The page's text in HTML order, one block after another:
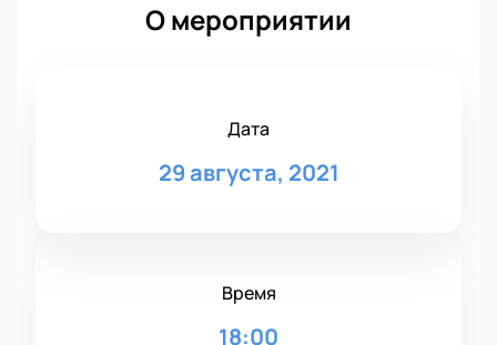
О мероприятии
Дата
29 августа, 2021
Время
18:00